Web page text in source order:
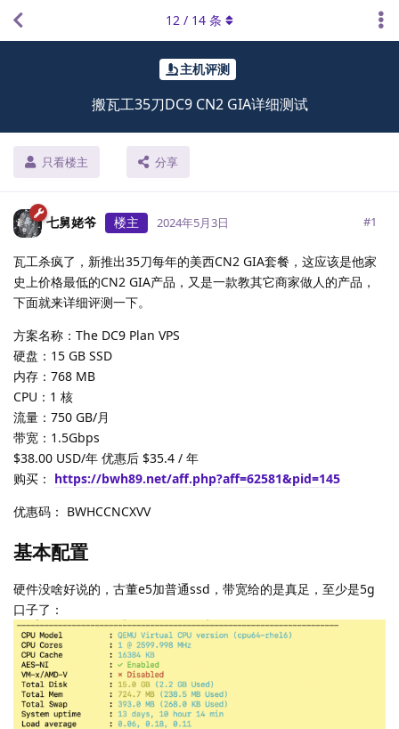
主机评测
搬瓦工35刀DC9 CN2 GIA详细测试
只看楼主 分享
12 / 14 条
七舅姥爷 楼主 2024年5月3日 #1
瓦工杀疯了，新推出35刀每年的美西CN2 GIA套餐，这应该是他家
史上价格最低的CN2 GIA产品，又是一款教其它商家做人的产品，
下面就来详细评测一下。
方案名称：The DC9 Plan VPS
硬盘：15 GB SSD
内存：768 MB
CPU：1 核
流量：750 GB/月
带宽：1.5Gbps
$38.00 USD/年 优惠后 $35.4 / 年
购买： https://bwh89.net/aff.php?aff=62581&pid=145
优惠码： BWHCCNCXVV
基本配置
硬件没啥好说的，古董e5加普通ssd，带宽给的是真足，至少是5g
口子了：